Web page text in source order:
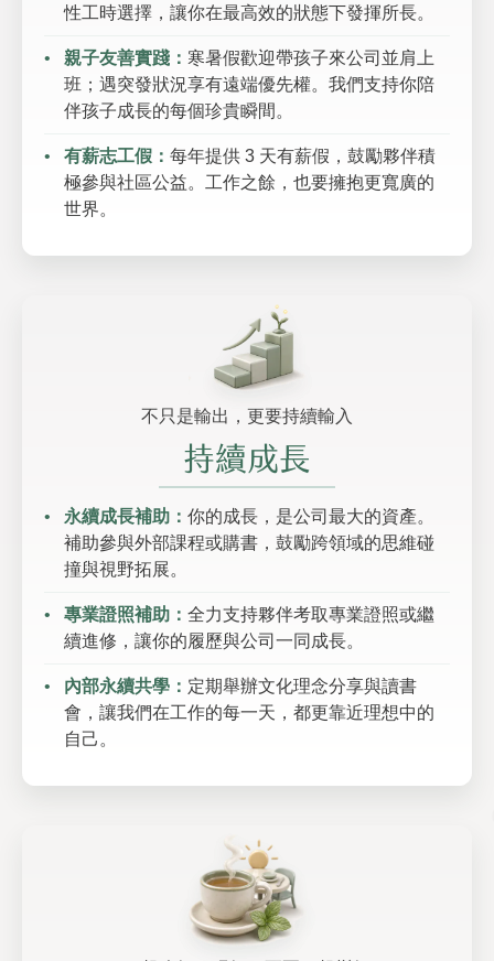
性工時選擇，讓你在最高效的狀態下發揮所長。
親子友善實踐： 寒暑假歡迎帶孩子來公司並肩上
班；遇突發狀況享有遠端優先權。我們支持你陪
伴孩子成長的每個珍貴瞬間。
有薪志工假： 每年提供 3 天有薪假，鼓勵夥伴積
極參與社區公益。工作之餘，也要擁抱更寬廣的
世界。
不只是輸出，更要持續輸入
持續成長
永續成長補助： 你的成長，是公司最大的資產。
補助參與外部課程或購書，鼓勵跨領域的思維碰
撞與視野拓展。
專業證照補助： 全力支持夥伴考取專業證照或繼
續進修，讓你的履歷與公司一同成長。
內部永續共學： 定期舉辦文化理念分享與讀書
會，讓我們在工作的每一天，都更靠近理想中的
自己。